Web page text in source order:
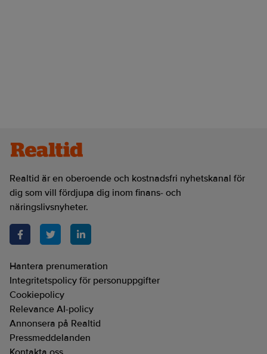
Realtid är en oberoende och kostnadsfri nyhetskanal för
dig som vill fördjupa dig inom finans- och
näringslivsnyheter.
Hantera prenumeration
Integritetspolicy för personuppgifter
Cookiepolicy
Relevance AI-policy
Annonsera på Realtid
Pressmeddelanden